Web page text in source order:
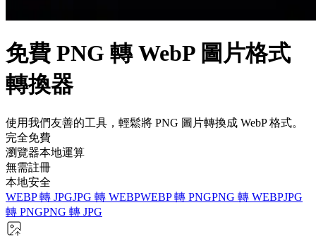
免費 PNG 轉 WebP 圖片格式
轉換器
使用我們友善的工具，輕鬆將 PNG 圖片轉換成 WebP 格式。
完全免費
瀏覽器本地運算
無需註冊
本地安全
WEBP 轉 JPGJPG 轉 WEBPWEBP 轉 PNGPNG 轉 WEBPJPG
轉 PNGPNG 轉 JPG